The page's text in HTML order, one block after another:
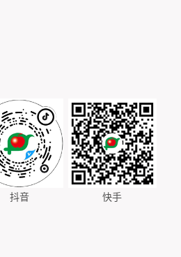
抖音
快手